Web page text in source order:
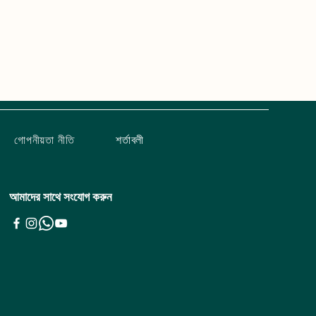
গোপনীয়তা নীতি শর্তাবলী
আমাদের সাথে সংযোগ করুন